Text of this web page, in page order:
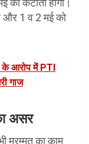
कटौती होगी।
और 1 व 2 मई को
के आरोप में PTI
गाज
असर
मरम्मत का काम